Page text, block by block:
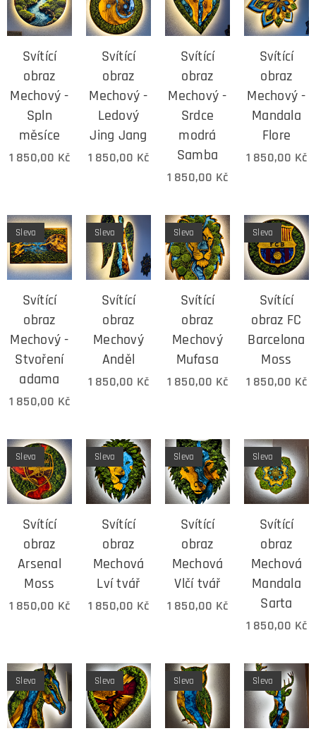
Svítící
obraz
Mechový -
Spln
měsíce
1 850,00 Kč
Svítící
obraz
Mechový -
Ledový
Jing Jang
1 850,00 Kč
Svítící
obraz
Mechový -
Srdce
modrá
Samba
1 850,00 Kč
Svítící
obraz
Mechový -
Mandala
Flore
1 850,00 Kč
Svítící
obraz
Mechový -
Stvoření
adama
Sleva
1 850,00 Kč
Svítící
obraz
Mechový
Anděl
Sleva
1 850,00 Kč
Svítící
obraz
Mechový
Mufasa
Sleva
1 850,00 Kč
Svítící
obraz FC
Barcelona
Moss
Sleva
1 850,00 Kč
Svítící
obraz
Arsenal
Moss
Sleva
1 850,00 Kč
Svítící
obraz
Mechová
Lví tvář
Sleva
1 850,00 Kč
Svítící
obraz
Mechová
Vlčí tvář
Sleva
1 850,00 Kč
Svítící
obraz
Mechová
Mandala
Sarta
Sleva
1 850,00 Kč
Sleva Sleva Sleva Sleva